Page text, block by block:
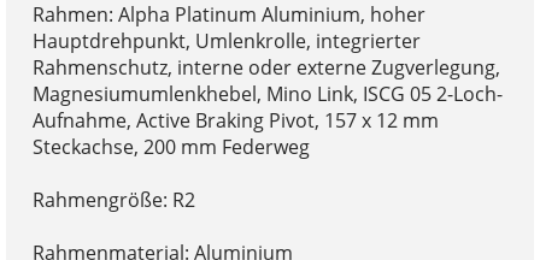
Rahmen: Alpha Platinum Aluminium, hoher
Hauptdrehpunkt, Umlenkrolle, integrierter
Rahmenschutz, interne oder externe Zugverlegung,
Magnesiumumlenkhebel, Mino Link, ISCG 05 2-Loch-
Aufnahme, Active Braking Pivot, 157 x 12 mm
Steckachse, 200 mm Federweg
Rahmengröße: R2
Rahmenmaterial: Aluminium